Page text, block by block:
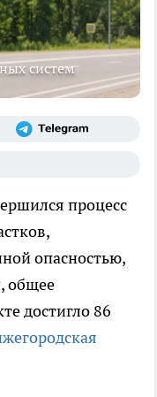
систем
процесс
опасностью,
общее
достигло 86